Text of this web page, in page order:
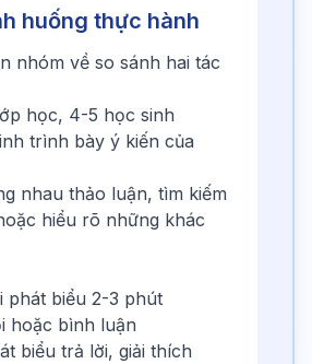
huống thực hành
nhóm về so sánh hai tác
học, 4-5 học sinh
trình bày ý kiến của
nhau thảo luận, tìm kiếm
hiểu rõ những khác
phát biểu 2-3 phút
hoặc bình luận
biểu trả lời, giải thích